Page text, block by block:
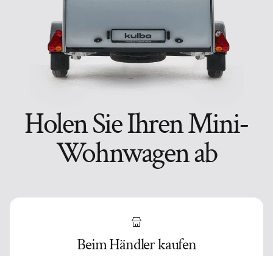
Holen Sie Ihren Mini-
Wohnwagen ab
Beim Händler kaufen